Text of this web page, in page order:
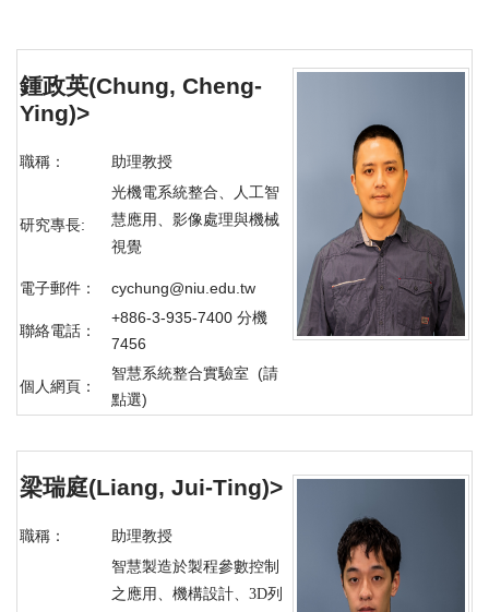
鍾政英(Chung, Cheng-
Ying)>
職稱： 助理教授
研究專長:
光機電系統整合、
人工智
慧應用、 影像處理與機械
視覺
電子郵件： cychung@niu.edu.tw
聯絡電話：
+886-3-935-7400 分機
7456
個人網頁：
智慧系統整合實驗室 (請
點選)
梁瑞庭(Liang, Jui-Ting)>
職稱： 助理教授
智慧製造於製程參數控制
之應用、機構設計、3D列